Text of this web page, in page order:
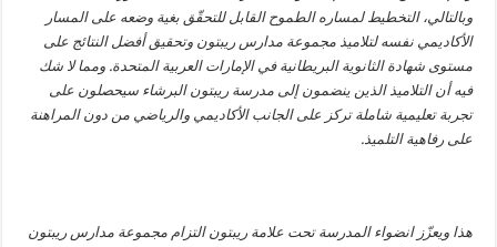
وبالتالي، التخطيط لمساره الطموح القابل للتحقّق بغية وضعه على المسار
الأكاديمي نفسه لتلاميذ مجموعة مدارس ريبتون وتحقيق أفضل النتائج على
مستوى شهادة الثانوية البريطانية في الإمارات العربية المتحدة. ومما لا شك
فيه أن التلاميذ الذين ينضمون إلى مدرسة ريبتون البرشاء سيحصلون على
تجربة تعليمية شاملة تركز على الجانب الأكاديمي والرياضي من دون المراهنة
على رفاهية التلميذ.
هذا ويعزّز انضواء المدرسة تحت علامة ريبتون التزام مجموعة مدارس ريبتون